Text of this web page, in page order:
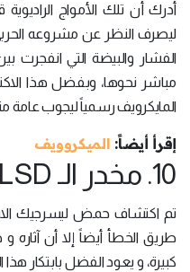
أدرك أن تلك الأمواج
ليصرف النظر عن مشروعه
الفشار والبيضة التي
المايكرويف رسمياً ليجوب عامة
إقرأ أيضاً: الميكروويف
10. مخدر الـ LSD:
طريق الخطأ أيضاً إلا أن آثاره
كبيرة، و يعود الفضل بابتكار